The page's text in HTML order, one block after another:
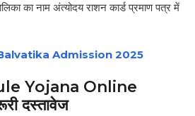
का नाम अंत्योदय राशन कार्ड प्रमाण पत्र में
Admission 2025
Yojana Online
दस्तावेज